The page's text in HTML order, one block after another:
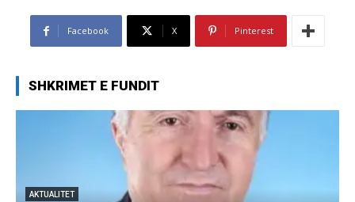
Facebook X Pinterest
SHKRIMET E FUNDIT